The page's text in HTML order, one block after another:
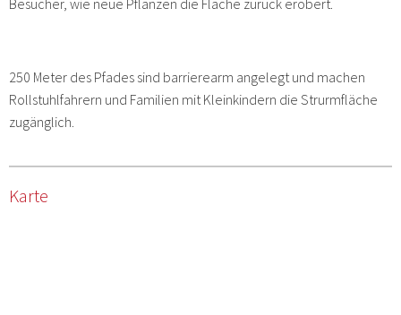
Besucher, wie neue Pflanzen die Fläche zurück erobert.
250 Meter des Pfades sind barrierearm angelegt und machen
Rollstuhlfahrern und Familien mit Kleinkindern die Strurmfläche
zugänglich.
Karte